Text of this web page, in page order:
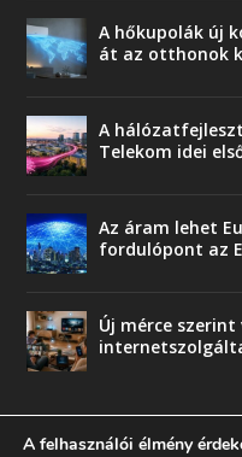
A hőkupolák új
át az otthonok
A
Telekom idei
Az áram lehet
fordulópont az
Új mérce szerint
A felhasználói élmény